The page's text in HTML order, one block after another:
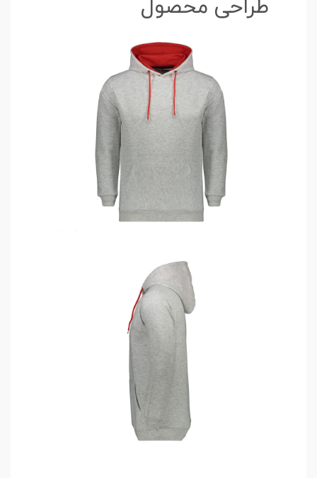
طراحی محصول